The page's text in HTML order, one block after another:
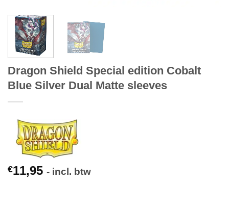
Dragon Shield Special edition Cobalt
Blue Silver Dual Matte sleeves
€11,95 - incl. btw